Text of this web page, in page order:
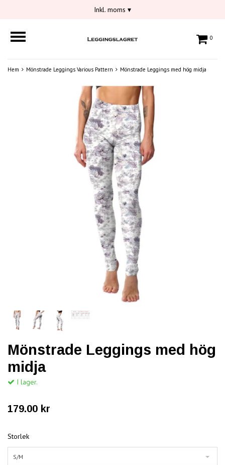
Inkl. moms ▾
0
Hem Mönstrade Leggings Various Pattern Mönstrade Leggings med hög midja
Mönstrade Leggings med hög
midja
I lager.
179.00 kr
Storlek
S/M